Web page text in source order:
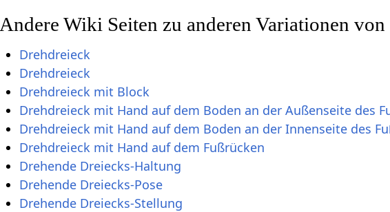
Andere Wiki Seiten zu anderen Variationen
Drehdreieck
Drehdreieck
Drehdreieck mit Block
Drehdreieck mit Hand auf dem Boden an der Außenseite des
Drehdreieck mit Hand auf dem Boden an der Innenseite des
Drehdreieck mit Hand auf dem Fußrücken
Drehende Dreiecks-Haltung
Drehende Dreiecks-Pose
Drehende Dreiecks-Stellung